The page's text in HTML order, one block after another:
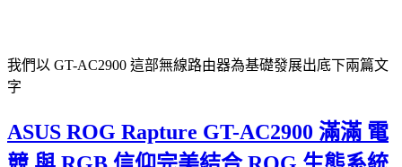
我們以 GT-AC2900 這部無線路由器為基礎發展出底下兩篇文
字
ASUS ROG Rapture GT-AC2900 滿滿 電